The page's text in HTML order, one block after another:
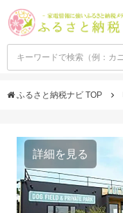
ふるさと納税ナビ TOP
詳細を見る